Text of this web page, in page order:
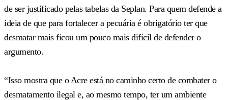
de ser justificado pelas tabelas da Seplan. Para quem defende a
ideia de que para fortalecer a pecuária é obrigatório ter que
desmatar mais ficou um pouco mais difícil de defender o
argumento.
“Isso mostra que o Acre está no caminho certo de combater o
desmatamento ilegal e, ao mesmo tempo, ter um ambiente